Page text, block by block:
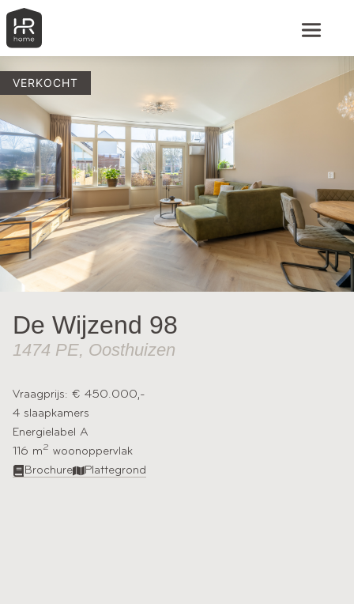
VERKOCHT
De Wijzend 98
1474 PE, Oosthuizen
Vraagprijs: € 450.000,-
4 slaapkamers
Energielabel A
116 m2 woonoppervlak​
Brochure
Plattegrond